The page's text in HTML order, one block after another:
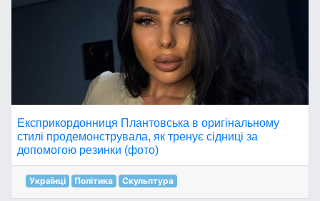
Експрикордонниця Плантовська в оригінальному
стилі продемонструвала, як тренує сідниці за
допомогою резинки (фото)
Українці Політика Скульптура